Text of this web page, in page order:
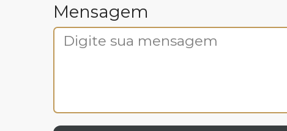
Mensagem